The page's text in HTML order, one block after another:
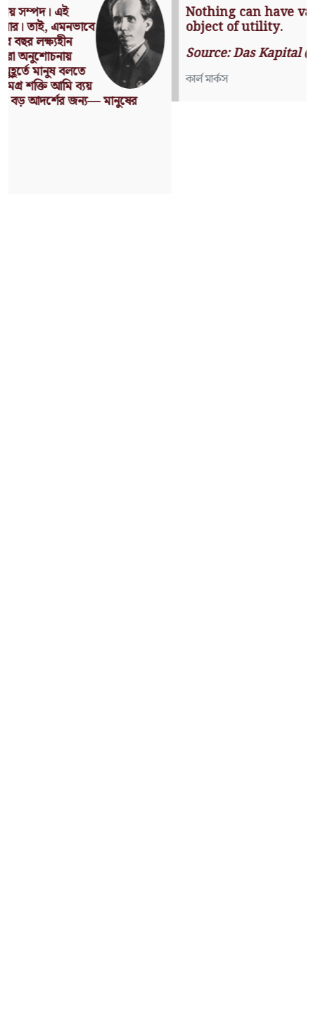
Nothing can have value without being an
object of utility.
Source: Das Kapital (Volume I, Chapter 1)
কার্ল মার্কস